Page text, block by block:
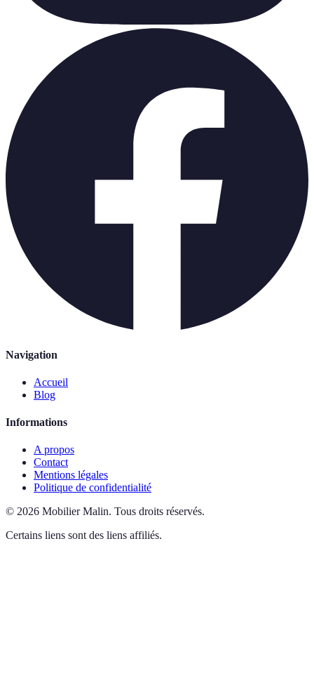
Navigation
Accueil
Blog
Informations
A propos
Contact
Mentions légales
Politique de confidentialité
© 2026 Mobilier Malin. Tous droits réservés.
Certains liens sont des liens affiliés.